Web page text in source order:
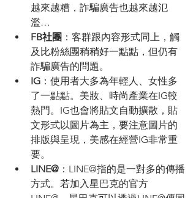
越來越糟，詐騙廣告也越來越氾
濫…
FB社團 ：客群跟內容形式同上，觸
及比粉絲團稍稍好一點點，但仍有
詐騙廣告的問題。
IG ：使用者大多為年輕人、女性多
了一點點。美妝、時尚產業在IG較
熱門。IG也會將貼文自動擴散，貼
文形式以圖片為主，要注意圖片的
排版與呈現，美感在經營IG非常重
要。
LINE@ ：LINE@指的是一對多的傳播
方式。若加入星巴克的官方